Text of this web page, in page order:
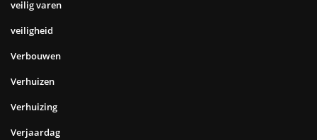
veilig varen
veiligheid
Verbouwen
Verhuizen
Verhuizing
Verjaardag